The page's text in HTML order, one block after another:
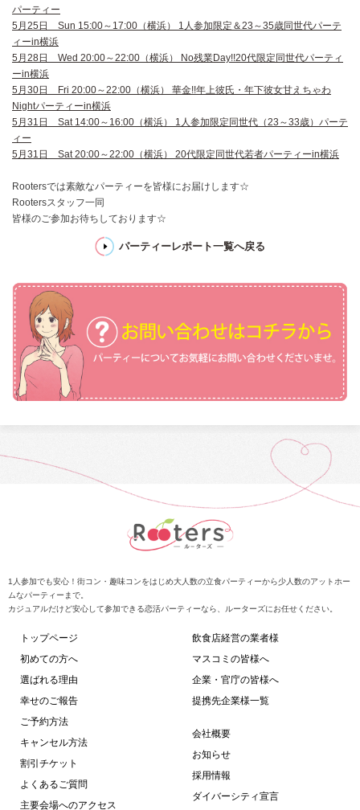
パーティー
5月25日 Sun 15:00～17:00（横浜） 1人参加限定＆23～35歳同世代パーテ
ィーin横浜
5月28日 Wed 20:00～22:00（横浜） No残業Day!!20代限定同世代パーティ
ーin横浜
5月30日 Fri 20:00～22:00（横浜） 華金!!年上彼氏・年下彼女甘えちゃわ
Nightパーティーin横浜
5月31日 Sat 14:00～16:00（横浜） 1人参加限定同世代（23～33歳）パーテ
ィー
5月31日 Sat 20:00～22:00（横浜） 20代限定同世代若者パーティーin横浜
Rootersでは素敵なパーティーを皆様にお届けします☆
Rootersスタッフ一同
皆様のご参加お待ちしております☆
パーティーレポート一覧へ戻る
1人参加でも安心！街コン・趣味コンをはじめ大人数の立食パーティーから少人数のアットホー
ムなパーティーまで。
カジュアルだけど安心して参加できる恋活パーティーなら、ルーターズにお任せください。
トップページ
初めての方へ
選ばれる理由
幸せのご報告
ご予約方法
キャンセル方法
割引チケット
よくあるご質問
主要会場へのアクセス
飲食店経営の業者様
マスコミの皆様へ
企業・官庁の皆様へ
提携先企業様一覧
会社概要
お知らせ
採用情報
ダイバーシティ宣言